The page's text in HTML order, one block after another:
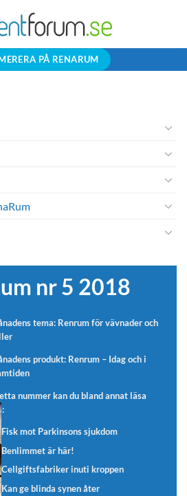
PÅ RENARUM
tema: Renrum för vävnader och
produkt: Renrum – Idag och i
nummer kan du bland annat läsa
Fisk mot Parkinsons sjukdom
Benlimmet är här!
Cellgiftsfabriker inuti kroppen
Kan ge blinda synen åter
nr 5 2018